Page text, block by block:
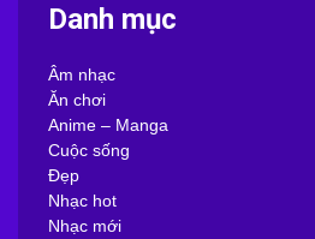
Danh mục
Âm nhạc
Ăn chơi
Anime – Manga
Cuộc sống
Đẹp
Nhạc hot
Nhạc mới